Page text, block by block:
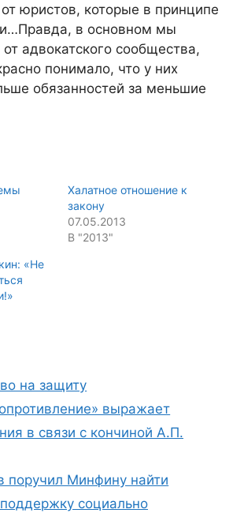
юристов, которые в принципе
в основном мы
адвокатского сообщества,
понимало, что у них
обязанностей за меньшие
Халатное отношение к
закону
07.05.2013
В "2013"
«Не
на защиту
выражает
в связи с кончиной А.П.
поручил Минфину найти
социально